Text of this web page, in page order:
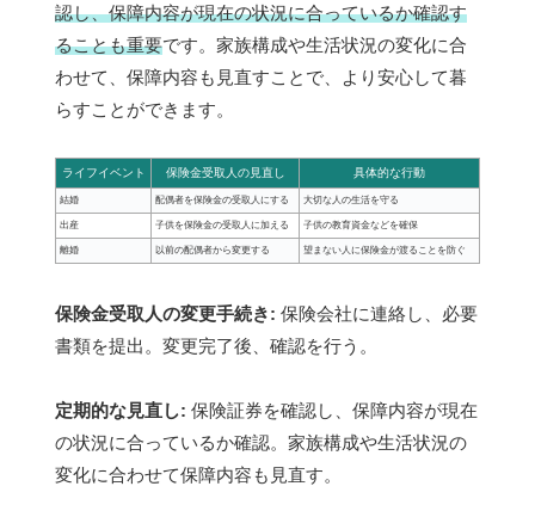
認し、保障内容が現在の状況に合っているか確認す
ることも重要です。家族構成や生活状況の変化に合
わせて、保障内容も見直すことで、より安心して暮
らすことができます。
ライフイベント 保険金受取人の見直し 具体的な行動
結婚 配偶者を保険金の受取人にする 大切な人の生活を守る
出産 子供を保険金の受取人に加える 子供の教育資金などを確保
離婚 以前の配偶者から変更する 望まない人に保険金が渡ることを防ぐ
保険金受取人の変更手続き: 保険会社に連絡し、必要
書類を提出。変更完了後、確認を行う。
定期的な見直し: 保険証券を確認し、保障内容が現在
の状況に合っているか確認。家族構成や生活状況の
変化に合わせて保障内容も見直す。